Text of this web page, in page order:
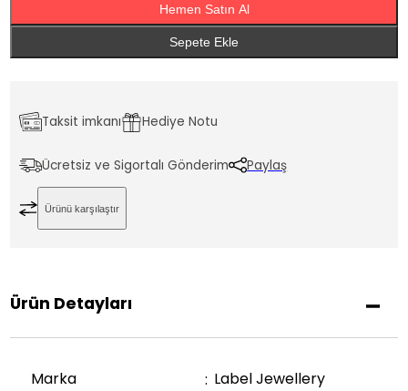
Hemen Satın Al
Sepete Ekle
Taksit imkanı Hediye Notu
Ücretsiz ve Sigortalı Gönderim Paylaş
Ürünü karşılaştır
Ürün Detayları
Marka Label Jewellery